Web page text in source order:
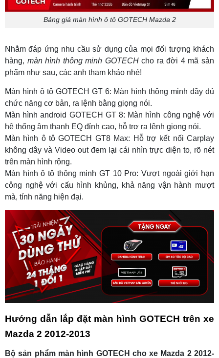
Bảng giá màn hình ô tô GOTECH Mazda 2
Nhằm đáp ứng nhu cầu sử dụng của mọi đối tượng khách
hàng, màn hình thông minh GOTECHcho ra đời 4 mã sản
phẩm như sau, các anh tham khảo nhé!
Màn hình ô tô GOTECH GT 6: Màn hình thông minh đầy đủ
chức năng cơ bản, ra lệnh bằng giọng nói.
Màn hình android GOTECH GT 8: Màn hình công nghệ với
hệ thống âm thanh EQ đỉnh cao, hỗ trợ ra lệnh giọng nói.
Màn hình ô tô GOTECH GT8 Max: Hỗ trợ kết nối Carplay
không dây và Video out đem lại cái nhìn trực diện to, rõ nét
trên màn hình rộng.
Màn hình ô tô thông minh GT 10 Pro: Vượt ngoài giới hạn
công nghệ với cấu hình khủng, khả năng vận hành mượt
mà, tính năng hiện đại.
Hướng dẫn lắp đặt màn hình GOTECH trên xe
Mazda 2 2012-2013
Bộ sản phẩm màn hình GOTECH cho xe Mazda 2 2012-